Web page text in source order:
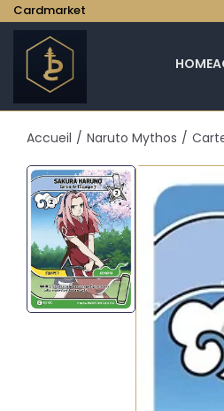
Cardmarket
HOME
Accueil / Naruto Mythos /